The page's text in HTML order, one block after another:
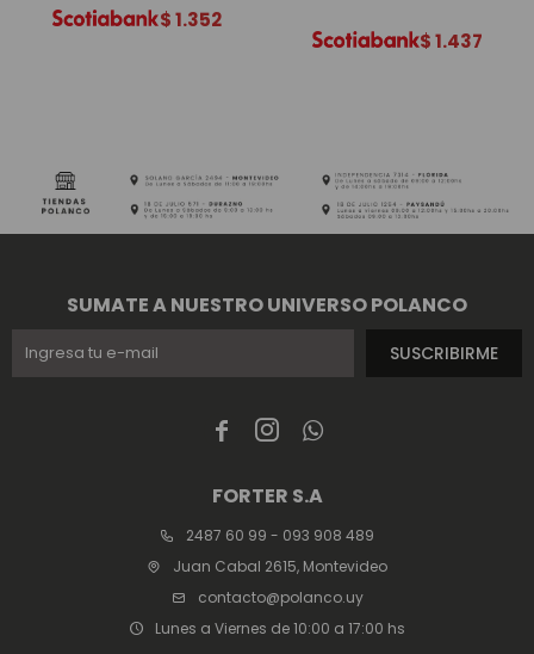
$1.352
$1.437
  
FORTER S.A
2487 60 99 - 093 908 489
Juan Cabal 2615, Montevideo
contacto@polanco.uy
Lunes a Viernes de 10:00 a 17:00 hs
SUMATE A NUESTRO UNIVERSO POLANCO
SUSCRIBIRME